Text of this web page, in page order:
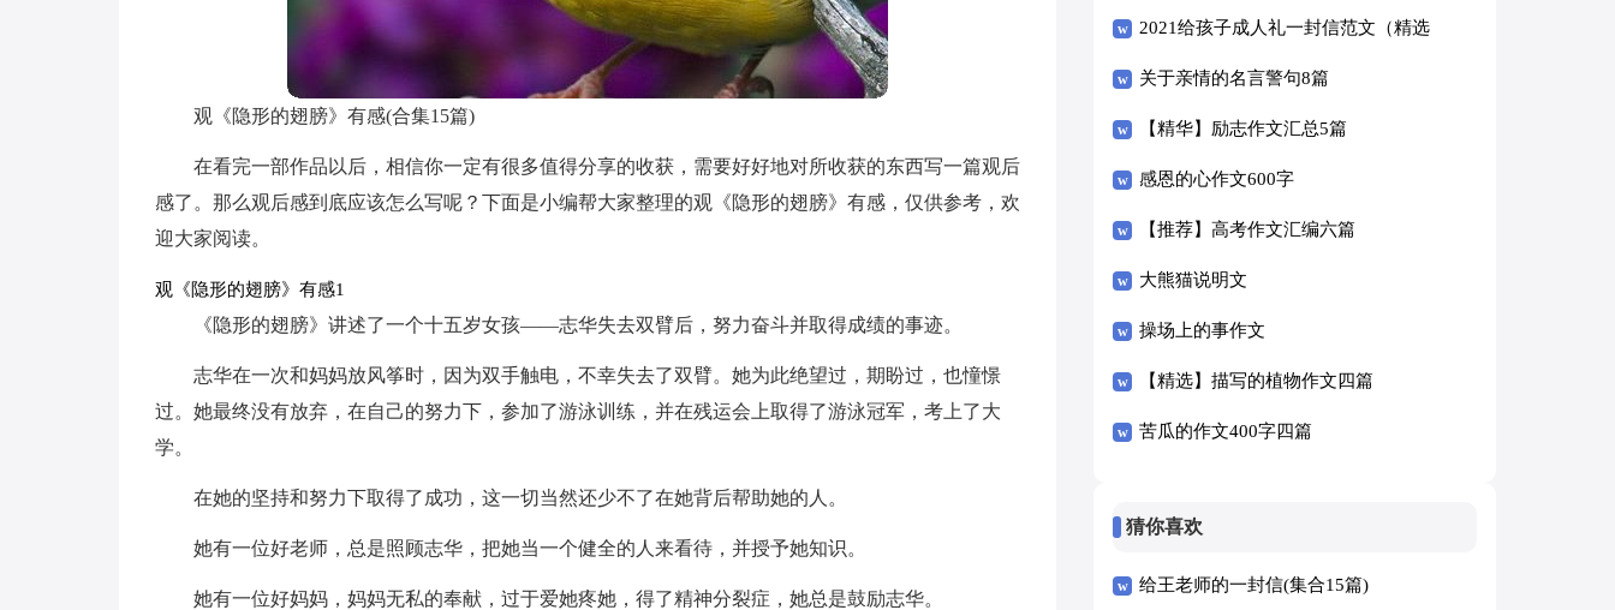
观《隐形的翅膀》有感(合集15篇)
在看完一部作品以后，相信你一定有很多值得分享的收获，需要好好地对所收获的东西写一篇观后
感了。那么观后感到底应该怎么写呢？下面是小编帮大家整理的观《隐形的翅膀》有感，仅供参考，欢
迎大家阅读。
观《隐形的翅膀》有感1
《隐形的翅膀》讲述了一个十五岁女孩——志华失去双臂后，努力奋斗并取得成绩的事迹。
志华在一次和妈妈放风筝时，因为双手触电，不幸失去了双臂。她为此绝望过，期盼过，也憧憬
过。她最终没有放弃，在自己的努力下，参加了游泳训练，并在残运会上取得了游泳冠军，考上了大
学。
在她的坚持和努力下取得了成功，这一切当然还少不了在她背后帮助她的人。
她有一位好老师，总是照顾志华，把她当一个健全的人来看待，并授予她知识。
她有一位好妈妈，妈妈无私的奉献，过于爱她疼她，得了精神分裂症，她总是鼓励志华。
2021给孩子成人礼一封信范文（精选
6篇）
关于亲情的名言警句8篇
【精华】励志作文汇总5篇
感恩的心作文600字
【推荐】高考作文汇编六篇
大熊猫说明文
操场上的事作文
【精选】描写的植物作文四篇
苦瓜的作文400字四篇
猜你喜欢
给王老师的一封信(集合15篇)